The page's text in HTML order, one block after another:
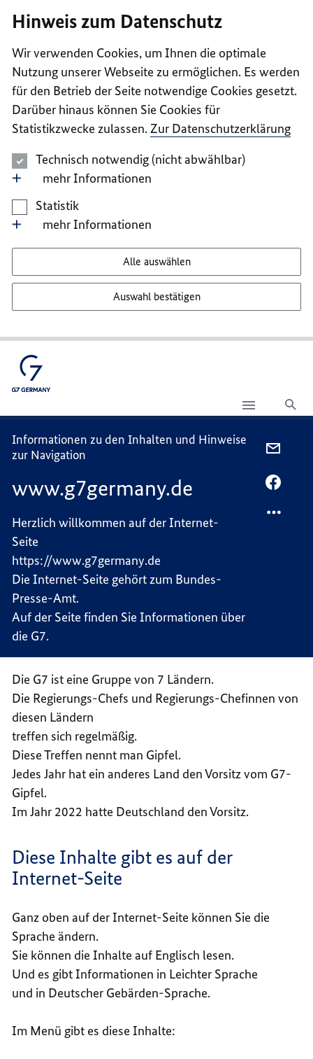
II
III
IV
V
Hinweis zum Datenschutz
Wir verwenden Cookies, um Ihnen die optimale
Nutzung unserer Webseite zu ermöglichen. Es werden
für den Betrieb der Seite notwendige Cookies gesetzt.
Darüber hinaus können Sie Cookies für
Statistikzwecke zulassen. Zur Datenschutzerklärung
Technisch notwendig (nicht abwählbar)
mehr Informationen
Statistik
mehr Informationen
Alle auswählen
Auswahl bestätigen
Navigations-
Hinweise
Informationen zu den Inhalten und Hinweise
zur Navigation
www.g7germany.de
Herzlich willkommen auf der Internet-
Seite
https://www.g7germany.de
Die Internet-Seite gehört zum Bundes-
Presse-Amt.
Auf der Seite finden Sie Informationen über
die G7.
Die G7 ist eine Gruppe von 7 Ländern.
Die Regierungs-Chefs und Regierungs-Chefinnen von
diesen Ländern
treffen sich regelmäßig.
Diese Treffen nennt man Gipfel.
Jedes Jahr hat ein anderes Land den Vorsitz vom G7-
Gipfel.
Im Jahr 2022 hatte Deutschland den Vorsitz.
Diese Inhalte gibt es auf der
Internet-Seite
Ganz oben auf der Internet-Seite können Sie die
Sprache ändern.
Sie können die Inhalte auf Englisch lesen.
Und es gibt Informationen in Leichter Sprache
und in Deutscher Gebärden-Sprache.
Im Menü gibt es diese Inhalte: